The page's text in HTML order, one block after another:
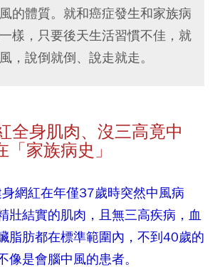
的體質。就和癌症發生和家族病
樣，只要後天生活習慣不佳，就
，說倒就倒、說走就走。
全身肌肉、沒三高竟中
家族病史」
網紅在年僅37歲時突然中風病
壯結實的肌肉，且無三高疾病，血
脂肪都在標準範圍內，不到40歲的
像是會腦中風的患者。